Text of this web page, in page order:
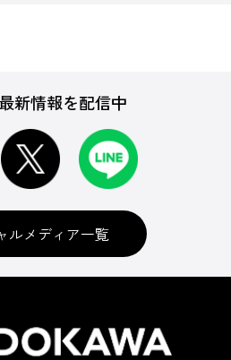
新情報を配信中
ルメディア一覧